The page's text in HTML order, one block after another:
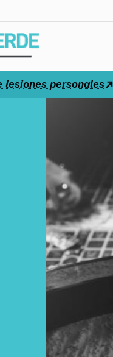
lesiones personales